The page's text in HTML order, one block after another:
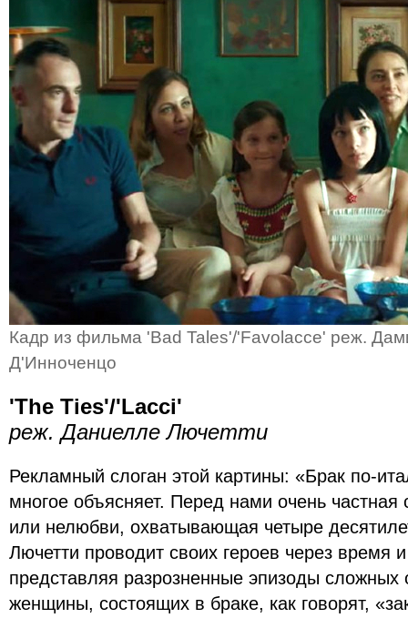
Кадр из фильма 'Bad Tales'/'Favolacce' реж.
Д'Инноченцо
'The Ties'/'Lacci'
реж. Даниелле Лючетти
Рекламный слоган этой картины: «Брак по-
многое объясняет. Перед нами очень
или нелюбви, охватывающая четыре
Лючетти проводит своих героев через время
представляя разрозненные эпизоды
женщины, состоящих в браке, как говорят,